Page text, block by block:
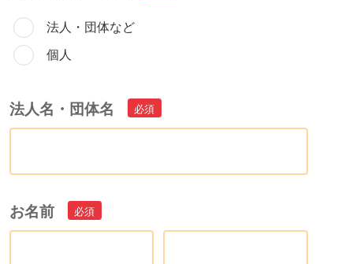
法人・団体など
個人
法人名・団体名
お名前